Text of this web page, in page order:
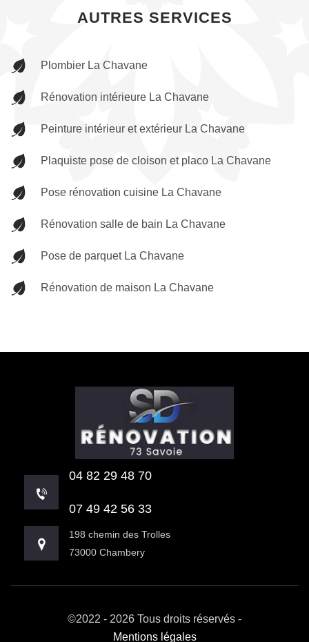
AUTRES SERVICES
Plombier La Chavane
Rénovation intérieure La Chavane
Peinture intérieur et extérieur La Chavane
Plaquiste pose de cloison et placo La Chavane
Pose rénovation cuisine La Chavane
Rénovation salle de bain La Chavane
Pose de parquet La Chavane
Rénovation de maison La Chavane
04 82 29 48 70
07 49 42 56 33
198 chemin des Trolles
73000 Chambery
©2022 - 2026 Tous droits réservés -
Mentions légales